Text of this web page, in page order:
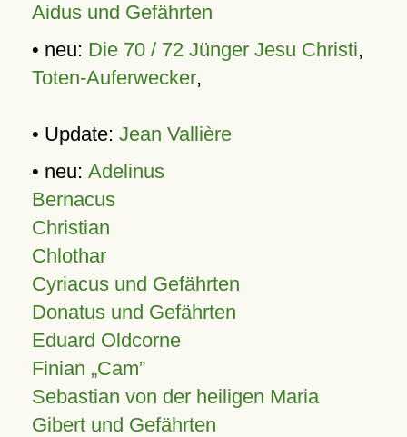
Aidus und Gefährten
• neu: Die 70 / 72 Jünger Jesu Christi,
Toten-Auferwecker,
• Update: Jean Vallière
• neu: Adelinus
Bernacus
Christian
Chlothar
Cyriacus und Gefährten
Donatus und Gefährten
Eduard Oldcorne
Finian Cam
Sebastian von der heiligen Maria
Gibert und Gefährten